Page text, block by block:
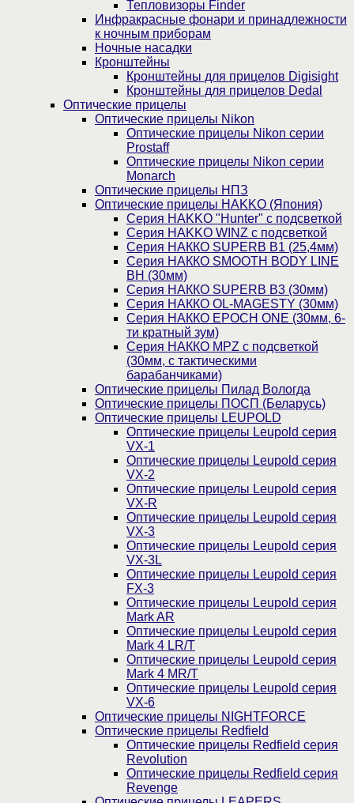
Тепловизоры Finder
Инфракрасные фонари и принадлежности
к ночным приборам
Ночные насадки
Кронштейны
Кронштейны для прицелов Digisight
Кронштейны для прицелов Dedal
Оптические прицелы
Оптические прицелы Nikon
Оптические прицелы Nikon серии
Prostaff
Оптические прицелы Nikon серии
Monarch
Оптические прицелы НПЗ
Оптические прицелы HAKKO (Япония)
Cерия HAKKO "Hunter" с подсветкой
Серия НAKKO WINZ с подсветкой
Серия НАККО SUPERB B1 (25,4мм)
Серия НАККО SMOOTH BODY LINE
BH (30мм)
Серия НАККО SUPERB B3 (30мм)
Серия НАККО OL-MAGESTY (30мм)
Серия НАККО EPOCH ONE (30мм, 6-
ти кратный зум)
Серия НАККО MPZ с подсветкой
(30мм, c тактическими
барабанчиками)
Оптические прицелы Пилад Вологда
Оптические прицелы ПОСП (Беларусь)
Оптические прицелы LEUPOLD
Оптические прицелы Leupold серия
VX-1
Оптические прицелы Leupold серия
VX-2
Оптические прицелы Leupold серия
VX-R
Оптические прицелы Leupold серия
VX-3
Оптические прицелы Leupold серия
VX-3L
Оптические прицелы Leupold серия
FX-3
Оптические прицелы Leupold серия
Mark AR
Оптические прицелы Leupold серия
Mark 4 LR/T
Оптические прицелы Leupold серия
Mark 4 MR/T
Оптические прицелы Leupold серия
VX-6
Оптические прицелы NIGHTFORCE
Оптические прицелы Redfield
Оптические прицелы Redfield серия
Revolution
Оптические прицелы Redfield серия
Revenge